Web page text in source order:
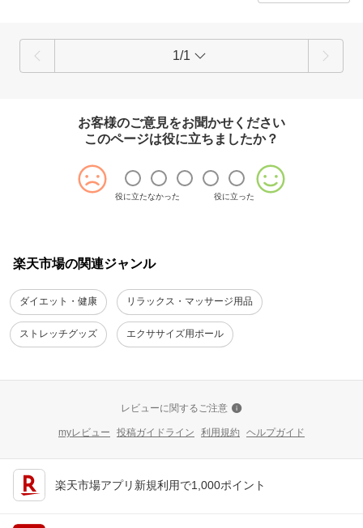
ございますのでお時間がある際にカスタマーセンターへご相談いただけ
製品開発を行っておりますが、
今回いただきましたお声は担当部署に申し伝え、今後のさらなる品質向
願い申し上げます。
ドクターエア正規代理店
ボディプラス楽天市場店
0120-672-550（受付時間：10:00～17:00）
1/1
お客様のご意見をお聞かせください
このページは役に立ちましたか？
役に立たなかった 役に立った
楽天市場の関連ジャンル
ダイエット・健康 リラックス・マッサージ用品
ストレッチグッズ エクササイズ用ポール
レビューに関するご注意
myレビュー 投稿ガイドライン 利用規約 ヘルプガイド
楽天市場アプリ新規利用で1,000ポイント